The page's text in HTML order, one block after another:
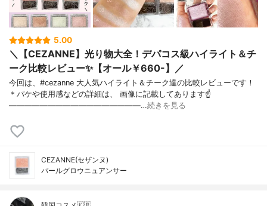
5.00
＼【CEZANNE】光り物大全！デパコス級ハイライト＆チ
ーク比較レビュー✨【オール￥660-】／
今回は、#cezanne 大人気ハイライト＆チーク達の比較レビューです！
＊パケや使用感などの詳細は、 画像に記載してあります☝
—————————————————…続きを見る
CEZANNE(セザンヌ)
パールグロウニュアンサー